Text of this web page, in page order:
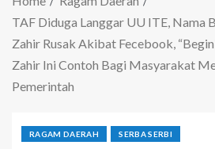
TAF Diduga Langgar UU ITE, Nama
Zahir Rusak Akibat Fecebook,
Zahir Ini Contoh Bagi Masyarakat
Pemerintah
RAGAM DAERAH SERBA SERBI